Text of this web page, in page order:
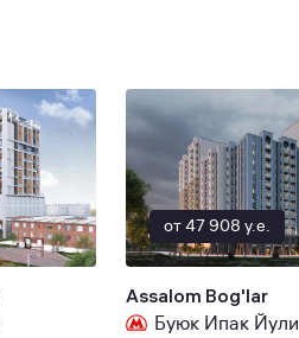
от 47 908 y.e.
Assalom Bog'lar
Буюк Ипак Йули